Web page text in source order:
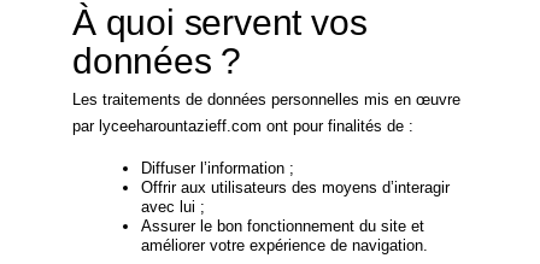
À quoi servent vos
données ?
Les traitements de données personnelles mis en œuvre
par lyceeharountazieff.com ont pour finalités de :
Diffuser l’information ;
Offrir aux utilisateurs des moyens d’interagir
avec lui ;
Assurer le bon fonctionnement du site et
améliorer votre expérience de navigation.